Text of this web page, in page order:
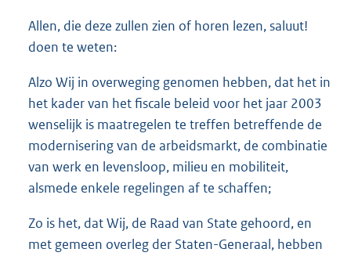
:
b
Allen, die deze zullen zien of horen lezen, saluut!
doen te weten:
Alzo Wij in overweging genomen hebben, dat het in
het kader van het fiscale beleid voor het jaar 2003
wenselijk is maatregelen te treffen betreffende de
modernisering van de arbeidsmarkt, de combinatie
van werk en levensloop, milieu en mobiliteit,
alsmede enkele regelingen af te schaffen;
Zo is het, dat Wij, de Raad van State gehoord, en
met gemeen overleg der Staten-Generaal, hebben